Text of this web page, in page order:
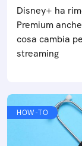
Disney+ ha
Premium
cosa cambia
streaming
HOW-TO